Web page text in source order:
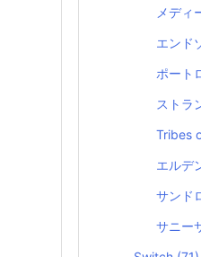
メディ
エンド
ポート
ストラ
Tribes
エルデ
サンド
サニー